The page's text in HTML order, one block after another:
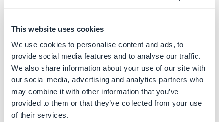
This website uses cookies
We use cookies to personalise content and ads, to
provide social media features and to analyse our traffic.
We also share information about your use of our site with
our social media, advertising and analytics partners who
may combine it with other information that you’ve
provided to them or that they’ve collected from your use
of their services.
3. Adicionar uma seção
WordPress no seu back
office GoodBarber
1. Volte para o seu back office GoodBarber,
menuMinha App > Estrutura
2. Clique emAdicionar uma seção no canto superior
direito